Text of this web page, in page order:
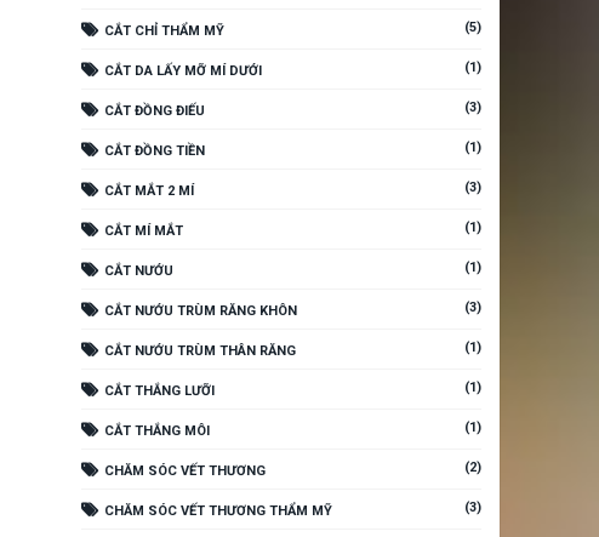
CẮT CHỈ THẨM MỸ (5)
CẮT DA LẤY MỠ MÍ DƯỚI (1)
CẮT ĐỒNG ĐIẾU (3)
CẮT ĐỒNG TIỀN (1)
CẮT MẮT 2 MÍ (3)
CẮT MÍ MẮT (1)
CẮT NƯỚU (1)
CẮT NƯỚU TRÙM RĂNG KHÔN (3)
CẮT NƯỚU TRÙM THÂN RĂNG (1)
CẮT THẮNG LƯỠI (1)
CẮT THẮNG MÔI (1)
CHĂM SÓC VẾT THƯƠNG (2)
CHĂM SÓC VẾT THƯƠNG THẨM MỸ (3)